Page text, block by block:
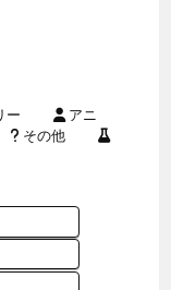
ー
アニ
その他